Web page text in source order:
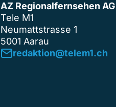
AZ Regionalfernsehen AG
Tele M1
Neumattstrasse 1
5001 Aarau
redaktion@telem1.ch